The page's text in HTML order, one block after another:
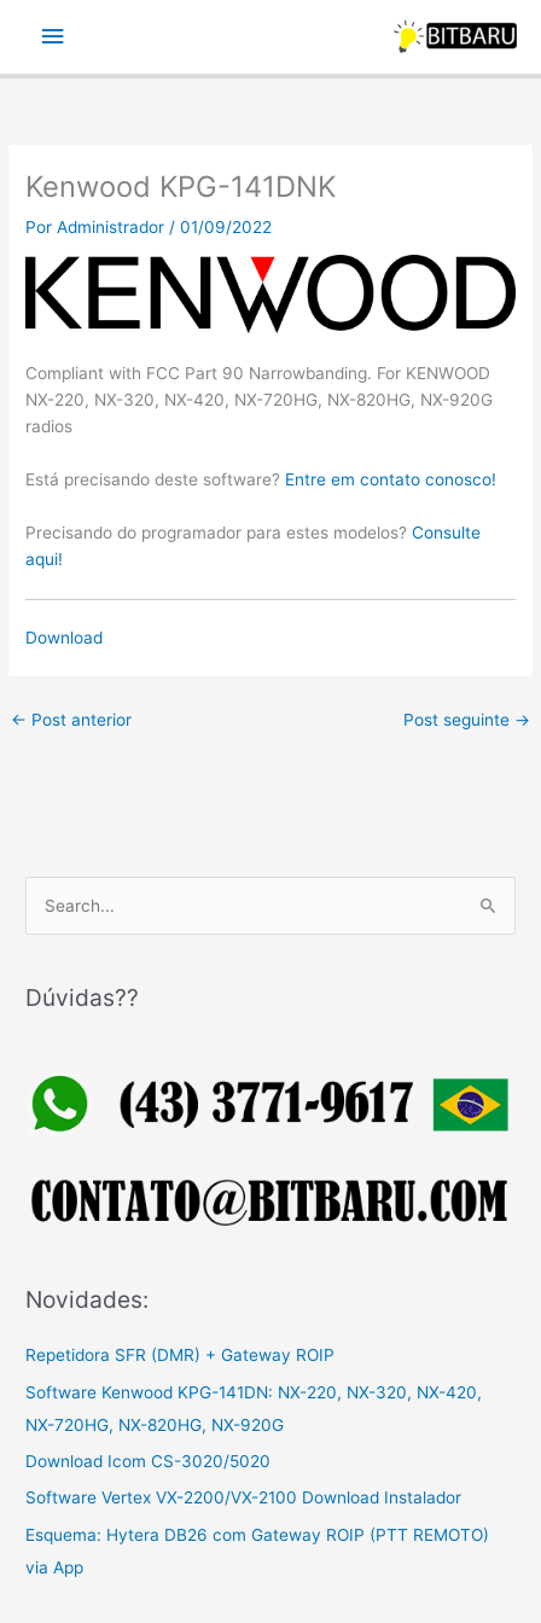
Menu
principal
Kenwood KPG-141DNK
PorAdministrador /01/09/2022
Compliant with FCC Part 90 Narrowbanding. For KENWOOD
NX-220, NX-320, NX-420, NX-720HG, NX-820HG, NX-920G
radios
Está precisando deste software? Entre em contato conosco!
Precisando do programador para estes modelos?Consulte
aqui!
Download
← Post anterior Post seguinte →
q
a
p
o
Dúvidas??
Novidades:
Repetidora SFR (DMR) + Gateway ROIP
Software Kenwood KPG-141DN: NX-220, NX-320, NX-420,
NX-720HG, NX-820HG, NX-920G
Download Icom CS-3020/5020
Software Vertex VX-2200/VX-2100 Download Instalador
Esquema: Hytera DB26 com Gateway ROIP (PTT REMOTO)
via App